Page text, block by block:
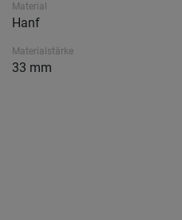
Material
Hanf
Materialstärke
33 mm